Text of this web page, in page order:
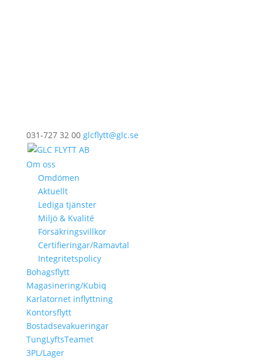
031-727 32 00 glcflytt@glc.se
Om oss
Omdömen
Aktuellt
Lediga tjänster
Miljö & Kvalité
Försäkringsvillkor
Certifieringar/Ramavtal
Integritetspolicy
Bohagsflytt
Magasinering/Kubiq
Karlatornet inflyttning
Kontorsflytt
Bostadsevakueringar
TungLyftsTeamet
3PL/Lager